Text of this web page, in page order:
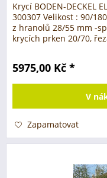
Krycí BODEN-DECKEL
300307 Velikost : 90/
z hranolů 28/55 mm -
krycích prken 20/70,
5975,00 Kč *
V
Zapamatovat